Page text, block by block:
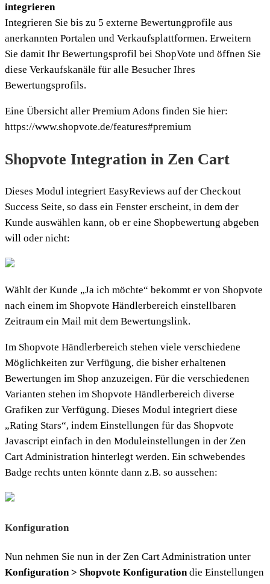
integrieren
Integrieren Sie bis zu 5 externe Bewertungprofile aus
anerkannten Portalen und Verkaufsplattformen. Erweitern
Sie damit Ihr Bewertungsprofil bei ShopVote und öffnen Sie
diese Verkaufskanäle für alle Besucher Ihres
Bewertungsprofils.
Eine Übersicht aller Premium Adons finden Sie hier:
https://www.shopvote.de/features#premium
Shopvote Integration in Zen Cart
Dieses Modul integriert EasyReviews auf der Checkout
Success Seite, so dass ein Fenster erscheint, in dem der
Kunde auswählen kann, ob er eine Shopbewertung abgeben
will oder nicht:
Wählt der Kunde „Ja ich möchte“ bekommt er von Shopvote
nach einem im Shopvote Händlerbereich einstellbaren
Zeitraum ein Mail mit dem Bewertungslink.
Im Shopvote Händlerbereich stehen viele verschiedene
Möglichkeiten zur Verfügung, die bisher erhaltenen
Bewertungen im Shop anzuzeigen. Für die verschiedenen
Varianten stehen im Shopvote Händlerbereich diverse
Grafiken zur Verfügung. Dieses Modul integriert diese
„Rating Stars“, indem Einstellungen für das Shopvote
Javascript einfach in den Moduleinstellungen in der Zen
Cart Administration hinterlegt werden. Ein schwebendes
Badge rechts unten könnte dann z.B. so aussehen:
Konfiguration
Nun nehmen Sie nun in der Zen Cart Administration unter
Konfiguration > Shopvote Konfigurationdie Einstellungen